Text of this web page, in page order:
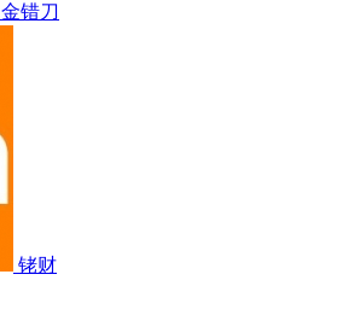
金错刀
铑财